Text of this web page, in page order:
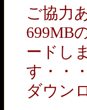
ご協力
699MB
ードし
す・・・
ダウン